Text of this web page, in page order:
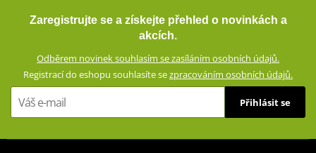
Zaregistrujte se a získejte přehled o novinkách a
akcích.
Odběrem novinek souhlasím se zasíláním osobních údajů.
Registrací do eshopu souhlasíte sezpracováním osobních údajů.
Přihlásit se